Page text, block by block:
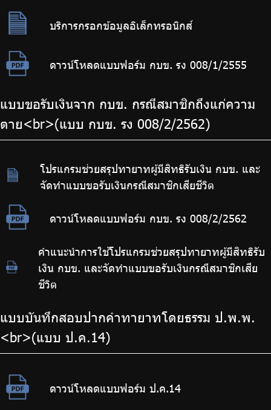
บริการกรอกข้อมูลอิเล็กทรอนิกส์
ดาวน์โหลดแบบฟอร์ม กบข. รง 008/1/2555
แบบขอรับเงินจาก กบข. กรณีสมาชิกถึงแก่ความ
ตาย<br>(แบบ กบข. รง 008/2/2562)
โปรแกรมช่วยสรุปทายาทผู้มีสิทธิรับเงิน กบข. และ
จัดทำแบบขอรับเงินกรณีสมาชิกเสียชีวิต
ดาวน์โหลดแบบฟอร์ม กบข. รง 008/2/2562
คำแนะนำการใช้โปรแกรมช่วยสรุปทายาทผู้มีสิทธิรับ
เงิน กบข. และจัดทำแบบขอรับเงินกรณีสมาชิกเสีย
ชีวิต
แบบบันทึกสอบปากคำทายาทโดยธรรม ป.พ.พ.
<br>(แบบ ป.ค.14)
ดาวน์โหลดแบบฟอร์ม ป.ค.14